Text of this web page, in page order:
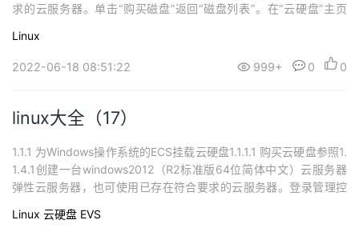
求的云服务器。单击“购买磁盘”返回“磁盘列表”。在“云硬盘”主页
1.1.1.1 挂载非共享云硬盘单独购买的云硬盘为数据盘，可以在云硬盘
列表中看到磁盘属性为“数据盘”，磁盘状态为“可...
Linux
2022-06-18 08:51:22 999+ 0 0
linux大全（17）
1.1.1 为Windows操作系统的ECS挂载云硬盘1.1.1.1 购买云硬盘参照1.
1.4.1创建一台windows2012（R2标准版64位简体中文）云服务器
弹性云服务器，也可使用已存在符合要求的云服务器。登录管理控
磁盘”返回“磁盘列表”。在“云硬盘”主页面，查看云硬盘状态。待云硬
Linux 云硬盘 EVS